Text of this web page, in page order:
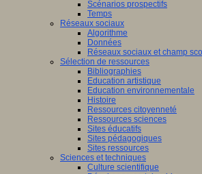
Scénarios prospectifs
Temps
Réseaux sociaux
Algorithme
Données
Réseaux sociaux et champ
Sélection de ressources
Bibliographies
Education artistique
Education environnementale
Histoire
Ressources citoyenneté
Ressources sciences
Sites éducatifs
Sites pédagogiques
Sites ressources
Sciences et techniques
Culture scientifique